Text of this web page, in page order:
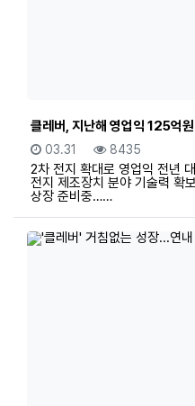
클레버, 지난해 영업익 125억
등록일
03.31 조회
8435
2차 전지 확대로 영업익 전년
전지 제조장치 분야 기술력 확
상장 준비중……